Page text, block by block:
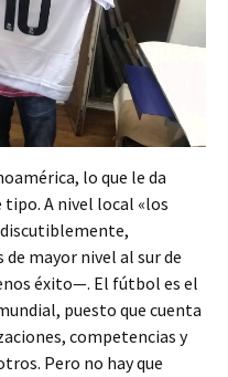
lo que le da
A nivel local «los
mayor nivel al sur de
éxito—. El fútbol es el
puesto que cuenta
competencias y
Pero no hay que